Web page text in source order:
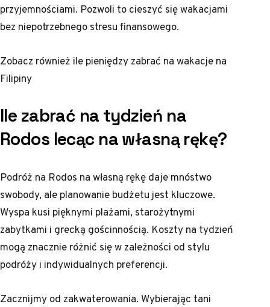
przyjemnościami. Pozwoli to cieszyć się wakacjami
bez niepotrzebnego stresu finansowego.
Zobacz również ile pieniędzy zabrać na wakacje na
Filipiny
Ile zabrać na tydzień na
Rodos lecąc na własną rękę?
Podróż na Rodos na własną rękę daje mnóstwo
swobody, ale planowanie budżetu jest kluczowe.
Wyspa kusi pięknymi plażami, starożytnymi
zabytkami i grecką gościnnością. Koszty na tydzień
mogą znacznie różnić się w zależności od stylu
podróży i indywidualnych preferencji.
Zacznijmy od zakwaterowania. Wybierając tani